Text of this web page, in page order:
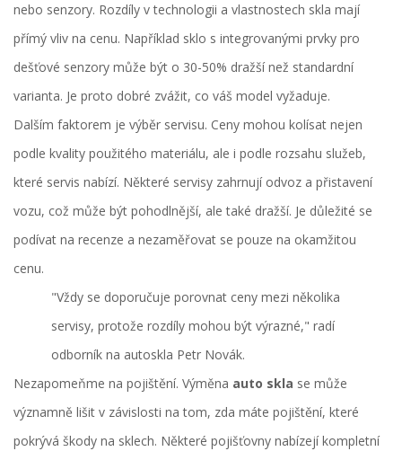
nebo senzory. Rozdíly v technologii a vlastnostech skla mají
přímý vliv na cenu. Například sklo s integrovanými prvky pro
dešťové senzory může být o 30-50% dražší než standardní
varianta. Je proto dobré zvážit, co váš model vyžaduje.
Dalším faktorem je výběr servisu. Ceny mohou kolísat nejen
podle kvality použitého materiálu, ale i podle rozsahu služeb,
které servis nabízí. Některé servisy zahrnují odvoz a přistavení
vozu, což může být pohodlnější, ale také dražší. Je důležité se
podívat na recenze a nezaměřovat se pouze na okamžitou
cenu.
"Vždy se doporučuje porovnat ceny mezi několika
servisy, protože rozdíly mohou být výrazné," radí
odborník na autoskla Petr Novák.
Nezapomeňme na pojištění. Výměna auto skla se může
významně lišit v závislosti na tom, zda máte pojištění, které
pokrývá škody na sklech. Některé pojišťovny nabízejí kompletní